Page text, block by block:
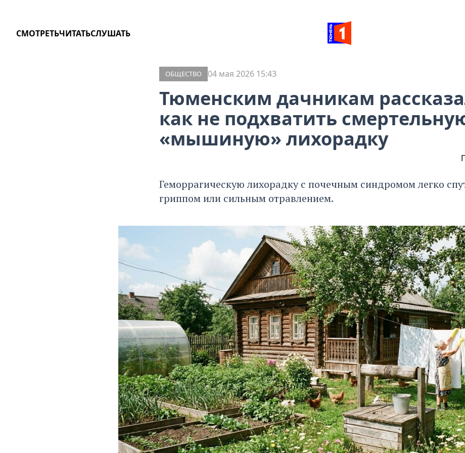
СМОТРЕТЬЧИТАТЬСЛУШАТЬ
ОБЩЕСТВО 04 мая 2026 15:43
Тюменским дачникам
как не подхватить
«мышиную» лихорадку
Геморрагическую лихорадку с почечным синдромом легко
гриппом или сильным отравлением.